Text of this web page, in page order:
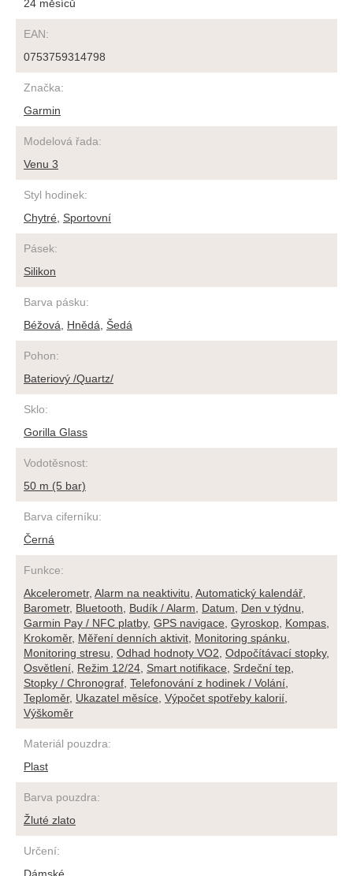
24 měsíců
EAN:
0753759314798
Značka:
Garmin
Modelová řada:
Venu 3
Styl hodinek:
Chytré Sportovní
Pásek:
Silikon
Barva pásku:
Béžová
Hnědá Šedá
Pohon:
Bateriový /Quartz/
Sklo:
Gorilla Glass
Vodotěsnost:
50 m (5 bar)
Barva ciferníku:
Černá
Funkce:
Akcelerometr, Alarm na neaktivitu Automatický kalendář
Barometr, Bluetooth Budík / Alarm Datum Den v týdnu
Garmin Pay / NFC platby, GPS navigace Gyroskop Kompas
Krokoměr, Měření denních aktivit Monitoring spánku
Monitoring stresu Odhad hodnoty VO2 Odpočítávací stopky,
Osvětlení Režim 12/24 Smart notifikace Srdeční tep
Stopky / Chronograf Telefonování z hodinek / Volání
Teploměr, Ukazatel měsíce Výpočet spotřeby kalorií
Výškoměr
Materiál pouzdra:
Plast
Barva pouzdra:
Žluté zlato
Určení:
Dámské